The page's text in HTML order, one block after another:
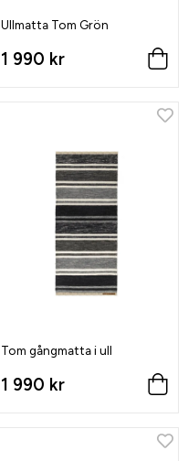
Ullmatta Tom Grön
1 990 kr
Tom gångmatta i ull
1 990 kr